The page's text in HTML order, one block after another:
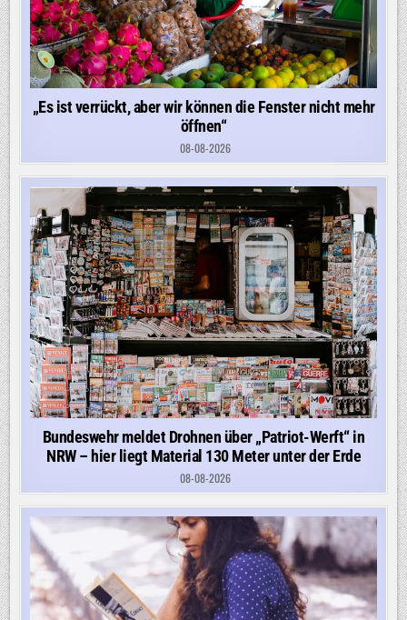
„Es ist verrückt, aber wir können die Fenster nicht mehr
öffnen“
08-08-2026
Bundeswehr meldet Drohnen über „Patriot-Werft“ in
NRW – hier liegt Material 130 Meter unter der Erde
08-08-2026